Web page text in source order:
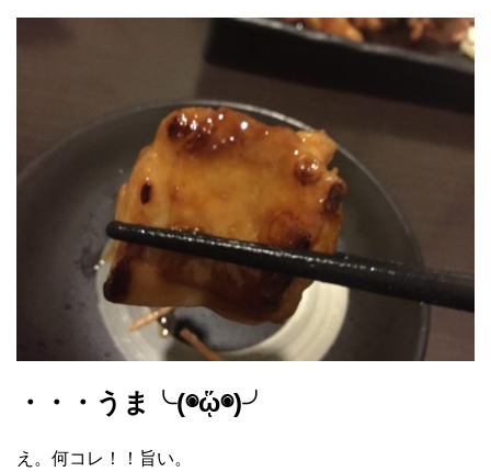
・・・うま╰(◉ᾥ◉)╯
え。何コレ！！旨い。